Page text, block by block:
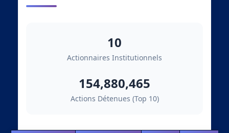
10
Actionnaires Institutionnels
154,880,465
Actions Détenues (Top 10)